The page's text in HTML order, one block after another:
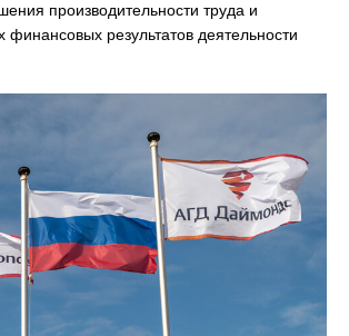
производительности труда и
результатов деятельности